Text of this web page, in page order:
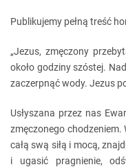
Publikujemy pełną treść
„Jezus, zmęczony
około godziny szóstej.
zaczerpnąć wody. Jezus
Usłyszana przez nas
zmęczonego chodzeniem.
całą swą siłą i mocą,
i ugasić pragnienie,